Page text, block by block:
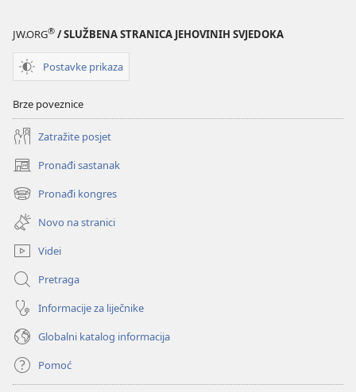
čitanja
Biblije
čitanja
JW.ORG® / SLUŽBENA STRANICA JEHOVINIH SVJEDOKA
Postavke prikaza
Brze poveznice
Zatražite posjet
Pronađi sastanak
(otvara
se
novi
prozor)
Pronađi kongres
(otvara
se
novi
prozor)
Novo na stranici
Videi
Pretraga
Informacije za liječnike
Globalni katalog informacija
Pomoć